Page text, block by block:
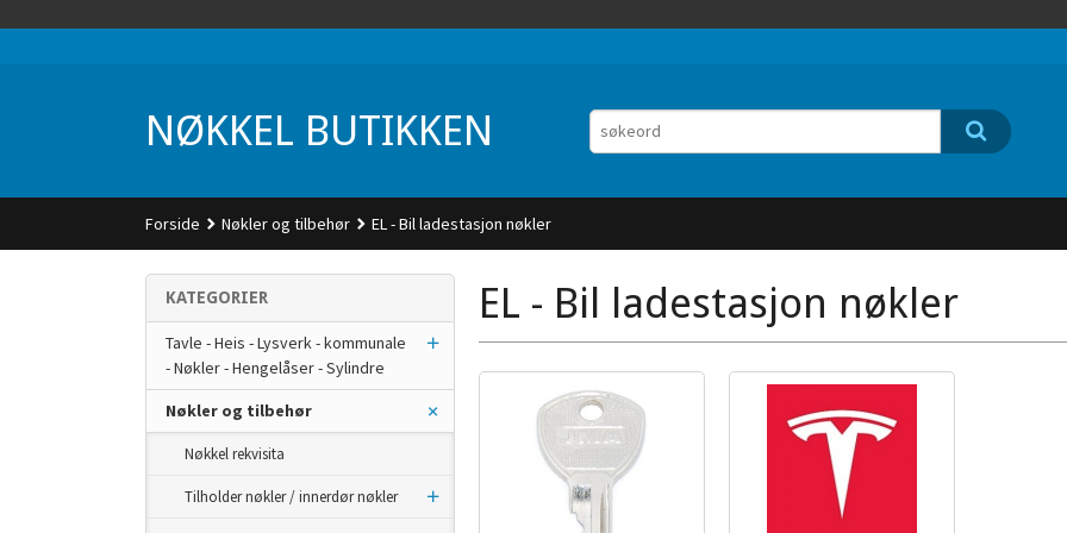
NØKKEL BUTIKKEN
Forside Nøkler og tilbehør EL - Bil ladestasjon nøkler
EL - Bil ladestasjon nøkler
KATEGORIER
Tavle - Heis - Lysverk - kommunale
- Nøkler - Hengelåser - Sylindre
Nøkler og tilbehør
Nøkkel rekvisita
Tilholder nøkler / innerdør nøkler